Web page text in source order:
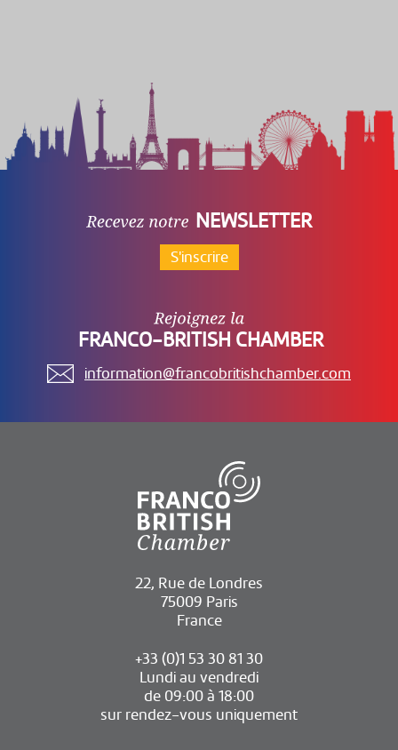
NEWSLETTER
S'inscrire
FRANCO-BRITISH CHAMBER
information@francobritishchamber.com
22, Rue de Londres
75009 Paris
France
+33 (0)1 53 30 81 30
Lundi au vendredi
de 09:00 à 18:00
sur rendez-vous uniquement